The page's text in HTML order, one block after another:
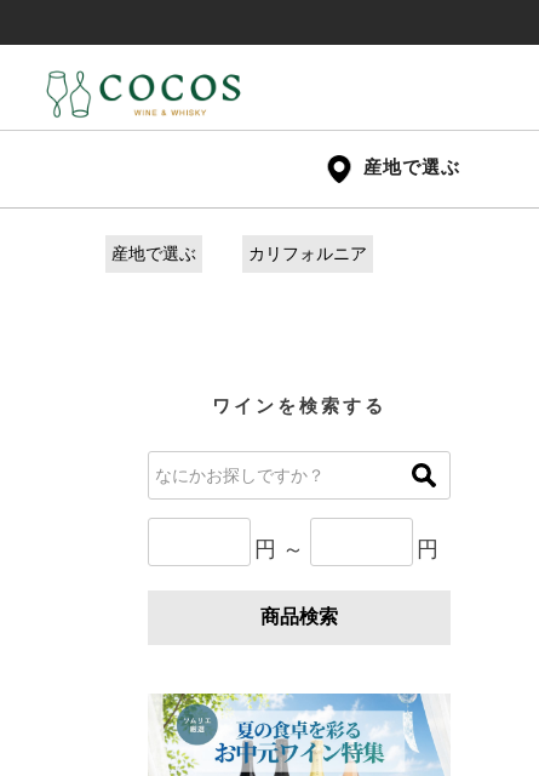
産地で選ぶ
産地で選ぶ カリフォルニア
ワインを検索する
円 ～ 円
商品検索